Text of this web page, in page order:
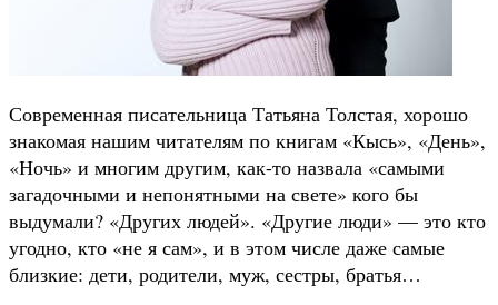
Современная писательница Татьяна Толстая, хорошо
знакомая нашим читателям по книгам «Кысь», «День»,
«Ночь» и многим другим, как-то назвала «самыми
загадочными и непонятными на свете» кого бы
выдумали? «Других людей». «Другие люди» — это кто
угодно, кто «не я сам», и в этом числе даже самые
близкие: дети, родители, муж, сестры, братья…